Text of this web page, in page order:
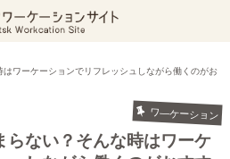
ワーケーションでリフレッシュしながら働くのがお
ワ―ケーション
らない？そんな時はワーケ